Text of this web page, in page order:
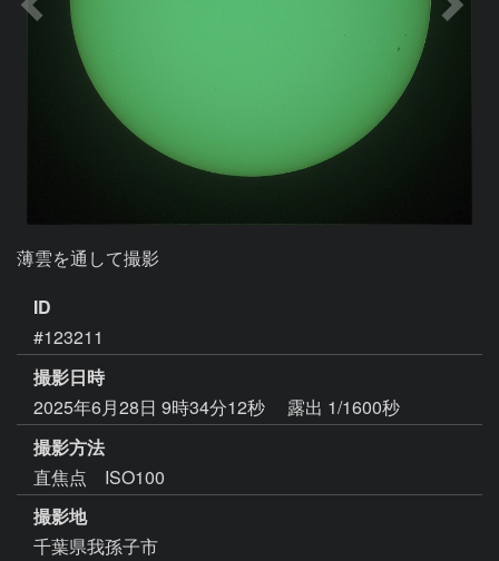
薄雲を通して撮影
ID
#123211
撮影日時
2025年6月28日 9時34分12秒
露出 1/1600秒
撮影方法
直焦点 ISO100
撮影地
千葉県我孫子市